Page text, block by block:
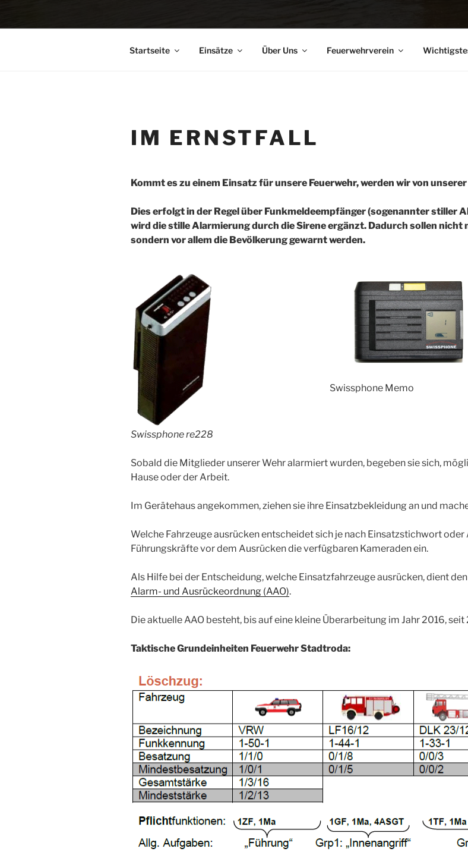
Startseite Einsätze Über Uns Feuerwehrverein
IM ERNSTFALL
Kommt es zu einem Einsatz für unsere Feuerwehr, werden wir von
Dies erfolgt in der Regel über Funkmeldeempfänger (sogenannter stiller
wird die stille Alarmierung durch die Sirene ergänzt. Dadurch sollen
sondern vor allem die Bevölkerung gewarnt werden.
Swissphone re228
Swissphone Memo
Sobald die Mitglieder unserer Wehr alarmiert wurden, begeben sie sich,
Hause oder der Arbeit.
Im Gerätehaus angekommen, ziehen sie ihre Einsatzbekleidung an und
Welche Fahrzeuge ausrücken entscheidet sich je nach Einsatzstichwort
Führungskräfte vor dem Ausrücken die verfügbaren Kameraden ein.
Als Hilfe bei der Entscheidung, welche Einsatzfahrzeuge ausrücken, dient
Alarm- und Ausrückeordnung (AAO).
Die aktuelle AAO besteht, bis auf eine kleine Überarbeitung im Jahr 2016, seit
Taktische Grundeinheiten Feuerwehr Stadtroda: